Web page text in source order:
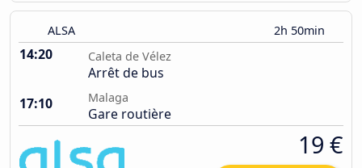
ALSA 2h 50min
14:20 Caleta de Vélez
Arrêt de bus
17:10
Malaga
Gare routière
19 €